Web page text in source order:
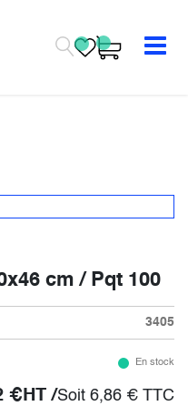
cm / Pqt 100
3405
En stock
€HT /Soit 6,86 € TTC